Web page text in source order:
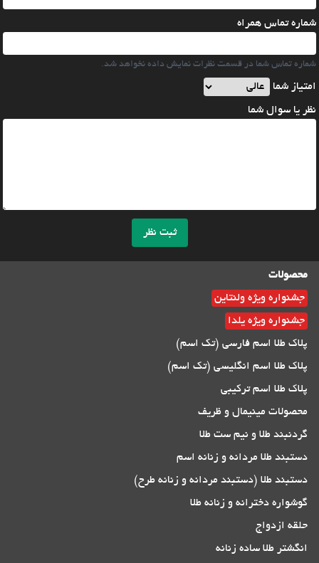
شماره تماس همراه
شماره تماس شما در قسمت نظرات نمایش داده نخواهد شد.
امتیاز شما
نظر یا سوال شما
ثبت نظر
محصولات
جشنواره ویژه ولنتاین
جشنواره ویژه یلدا
پلاک طلا اسم فارسی (تک اسم)
پلاک طلا اسم انگلیسی (تک اسم)
پلاک طلا اسم ترکیبی
محصولات مینیمال و ظریف
گردنبند طلا و نیم ست طلا
دستبند طلا مردانه و زنانه اسم
دستبند طلا (دستبند مردانه و زنانه طرح)
گوشواره دخترانه و زنانه طلا
حلقه ازدواج
انگشتر طلا ساده زنانه